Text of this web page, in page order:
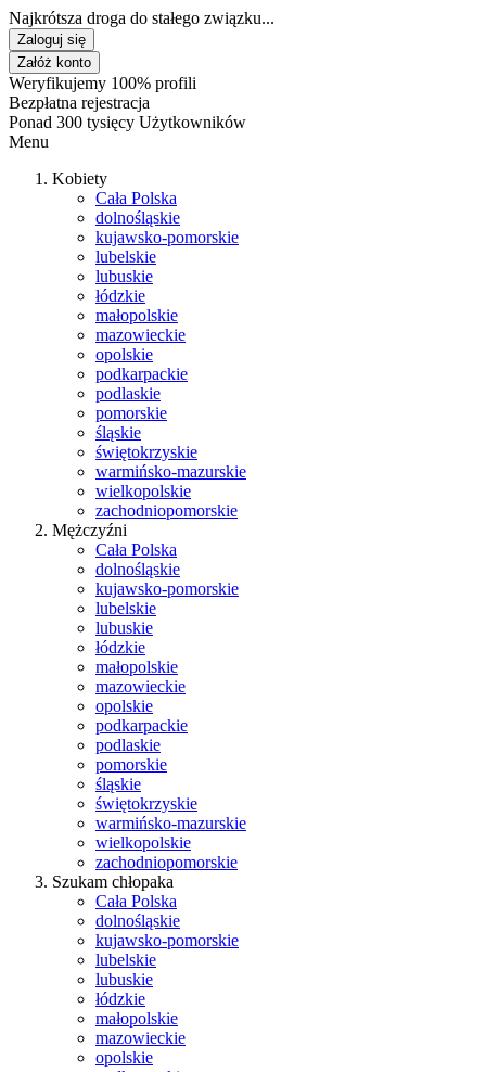
Najkrótsza droga do stałego związku...
Zaloguj się
Załóż konto
Weryfikujemy 100% profili
Bezpłatna rejestracja
Ponad 300 tysięcy Użytkowników
Menu
Kobiety
Cała Polska
dolnośląskie
kujawsko-pomorskie
lubelskie
lubuskie
łódzkie
małopolskie
mazowieckie
opolskie
podkarpackie
podlaskie
pomorskie
śląskie
świętokrzyskie
warmińsko-mazurskie
wielkopolskie
zachodniopomorskie
Mężczyźni
Cała Polska
dolnośląskie
kujawsko-pomorskie
lubelskie
lubuskie
łódzkie
małopolskie
mazowieckie
opolskie
podkarpackie
podlaskie
pomorskie
śląskie
świętokrzyskie
warmińsko-mazurskie
wielkopolskie
zachodniopomorskie
Szukam chłopaka
Cała Polska
dolnośląskie
kujawsko-pomorskie
lubelskie
lubuskie
łódzkie
małopolskie
mazowieckie
opolskie